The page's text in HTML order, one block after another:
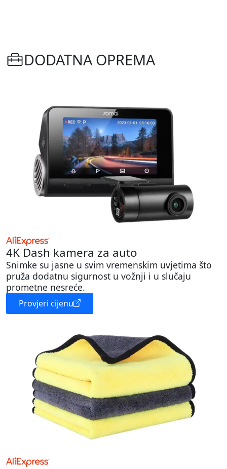
DODATNA OPREMA
4K Dash kamera za auto
Snimke su jasne u svim vremenskim uvjetima što
pruža dodatnu sigurnost u vožnji i u slučaju
prometne nesreće.
Provjeri cijenu